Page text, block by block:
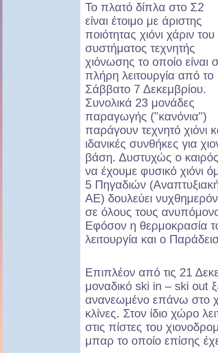
Το πλατό δίπλα στο Σ2
είναι έτοιμο με άριστης
ποιότητας χιόνι χάριν του
συστήματος τεχνητής
χιόνωσης το οποίο είναι
πλήρη λειτουργία από το
Σάββατο 7 Δεκεμβρίου.
Συνολικά 23 μονάδες
παραγωγής ("κανόνια")
παράγουν τεχνητό χιόνι
ιδανικές συνθήκες για
βάση. Δυστυχώς ο καιρός
να έχουμε φυσικό χιόνι
5 Πηγαδιών
ΑΕ) δουλεύει νυχθημερόν
σε όλους τους
Εφόσον η θερμοκρασία
λειτουργία και ο
Επιπλέον από τις 21
μοναδικό ski in – ski out
ανανεωμένο επάνω στο
κλίνες. Στον ίδιο χώρο
στις πίστες του
μπαρ το οποίο επίσης